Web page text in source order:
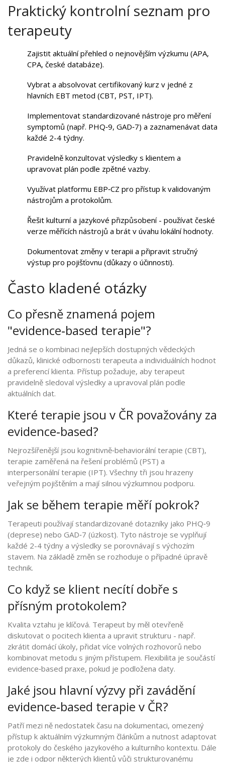
Praktický kontrolní seznam pro
terapeuty
Zajistit aktuální přehled o nejnovějším výzkumu (APA,
CPA, české databáze).
Vybrat a absolvovat certifikovaný kurz v jedné z
hlavních EBT metod (CBT, PST, IPT).
Implementovat standardizované nástroje pro měření
symptomů (např. PHQ‑9, GAD‑7) a zaznamenávat data
každé 2-4 týdny.
Pravidelně konzultovat výsledky s klientem a
upravovat plán podle zpětné vazby.
Využívat platformu EBP‑CZ pro přístup k validovaným
nástrojům a protokolům.
Řešit kulturní a jazykové přizpůsobení - používat české
verze měřících nástrojů a brát v úvahu lokální hodnoty.
Dokumentovat změny v terapii a připravit stručný
výstup pro pojišťovnu (důkazy o účinnosti).
Často kladené otázky
Co přesně znamená pojem
"evidence‑based terapie"?
Jedná se o kombinaci nejlepších dostupných vědeckých
důkazů, klinické odbornosti terapeuta a individuálních hodnot
a preferencí klienta. Přístup požaduje, aby terapeut
pravidelně sledoval výsledky a upravoval plán podle
aktuálních dat.
Které terapie jsou v ČR považovány za
evidence‑based?
Nejrozšířenější jsou kognitivně‑behaviorální terapie (CBT),
terapie zaměřená na řešení problémů (PST) a
interpersonální terapie (IPT). Všechny tři jsou hrazeny
veřejným pojištěním a mají silnou výzkumnou podporu.
Jak se během terapie měří pokrok?
Terapeuti používají standardizované dotazníky jako PHQ‑9
(deprese) nebo GAD‑7 (úzkost). Tyto nástroje se vyplňují
každé 2-4 týdny a výsledky se porovnávají s výchozím
stavem. Na základě změn se rozhoduje o případné úpravě
technik.
Co když se klient necítí dobře s
přísným protokolem?
Kvalita vztahu je klíčová. Terapeut by měl otevřeně
diskutovat o pocitech klienta a upravit strukturu - např.
zkrátit domácí úkoly, přidat více volných rozhovorů nebo
kombinovat metodu s jiným přístupem. Flexibilita je součástí
evidence‑based praxe, pokud je podložena daty.
Jaké jsou hlavní výzvy při zavádění
evidence‑based terapie v ČR?
Patří mezi ně nedostatek času na dokumentaci, omezený
přístup k aktuálním výzkumným článkům a nutnost adaptovat
protokoly do českého jazykového a kulturního kontextu. Dále
je zde i odpor některých klientů vůči strukturovanému